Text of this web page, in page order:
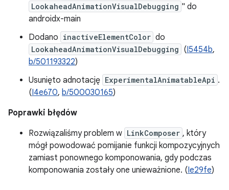
LookaheadAnimationVisualDebugging " do
androidx-main
Dodano inactiveElementColor do
LookaheadAnimationVisualDebugging (I5454b,
b/501193322)
Usunięto adnotację ExperimentalAnimatableApi .
(I4e670, b/500030165)
Poprawki błędów
Rozwiązaliśmy problem w LinkComposer , który
mógł powodować pomijanie funkcji kompozycyjnych
zamiast ponownego komponowania, gdy podczas
komponowania zostały one unieważnione. (Ie29fe)